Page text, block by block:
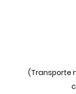
(Transporte